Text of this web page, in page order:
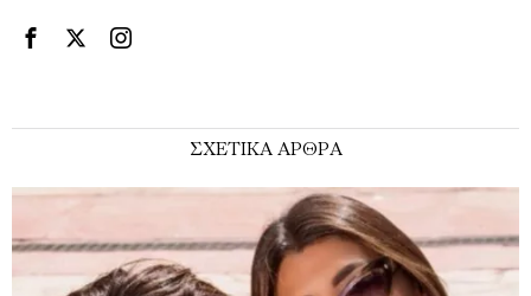
ΣΧΕΤΙΚΑ ΑΡΘΡΑ